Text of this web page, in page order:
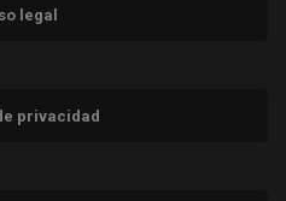
legal
privacidad